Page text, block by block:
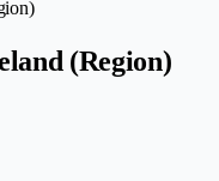
(Region)